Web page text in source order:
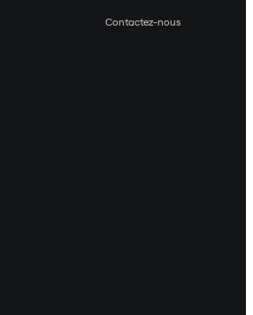
Contactez-nous